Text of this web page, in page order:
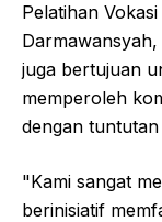
Pelatihan
juga bertujuan
memperoleh
dengan
"Kami sangat
berinisiatif